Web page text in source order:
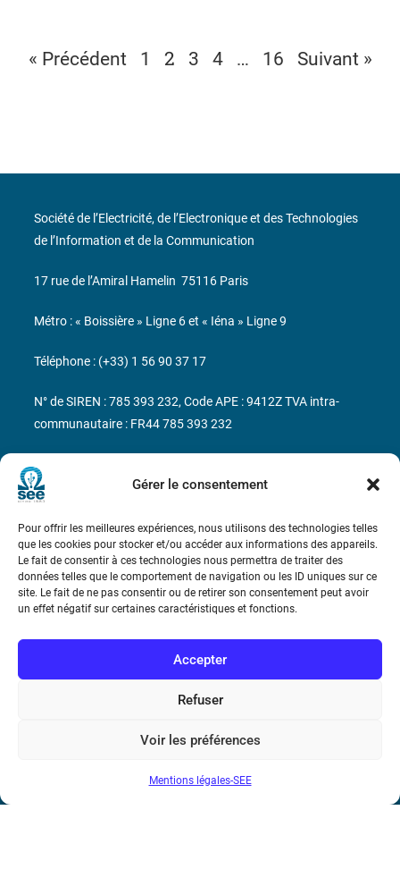
Gérer le consentement
Pour offrir les meilleures expériences, nous utilisons des technologies telles
que les cookies pour stocker et/ou accéder aux informations des appareils.
Le fait de consentir à ces technologies nous permettra de traiter des
données telles que le comportement de navigation ou les ID uniques sur ce
site. Le fait de ne pas consentir ou de retirer son consentement peut avoir
un effet négatif sur certaines caractéristiques et fonctions.
Accepter
Refuser
Voir les préférences
Mentions légales-SEE
« Précédent 1 2 3 4 … 16 Suivant »
Bicentenaire des découvertes d’André-
Marie Ampère
Conditions Générales de Vente
Mentions légales
Contact
Société de l’Electricité, de l’Electronique et des Technologies
de l’Information et de la Communication
17 rue de l’Amiral Hamelin 75116 Paris
Métro : « Boissière » Ligne 6 et « Iéna » Ligne 9
Téléphone : (+33) 1 56 90 37 17
N° de SIREN : 785 393 232, Code APE : 9412Z TVA intra-
communautaire : FR44 785 393 232